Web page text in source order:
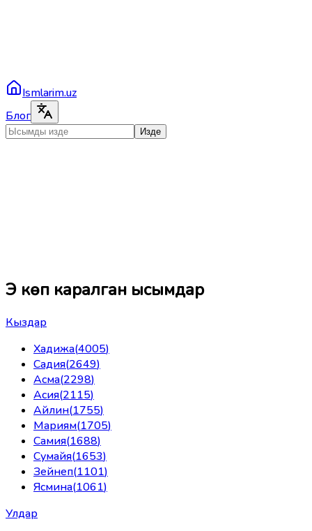
Ismlarim.uz
Блог
Изде
Эң көп каралган ысымдар
Кыздар
Хадижа(4005)
Садия(2649)
Асма(2298)
Асия(2115)
Айлин(1755)
Мариям(1705)
Самия(1688)
Сумайя(1653)
Зейнеп(1101)
Ясмина(1061)
Улдар